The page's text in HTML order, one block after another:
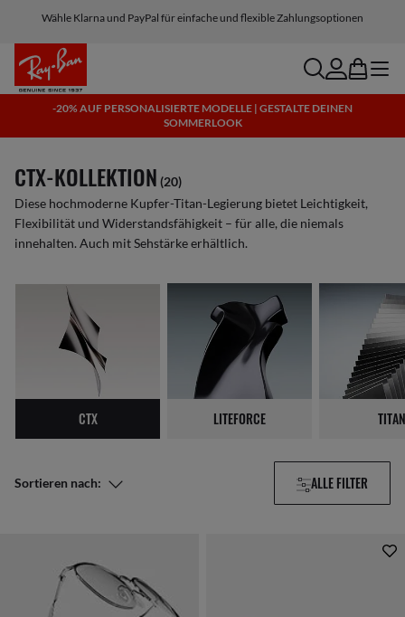
Wähle Klarna und PayPal für einfache und flexible Zahlungsoptionen
searchaccount
bag menu
-20% AUF PERSONALISIERTE MODELLE | GESTALTE DEINEN
SOMMERLOOK
CTX-KOLLEKTION (20)
Diese hochmoderne Kupfer-Titan-Legierung bietet Leichtigkeit,
Flexibilität und Widerstandsfähigkeit – für alle, die niemals
innehalten. Auch mit Sehstärke erhältlich.
CTX LITEFORCE TITAN
ALLE FILTER
Sortieren nach: